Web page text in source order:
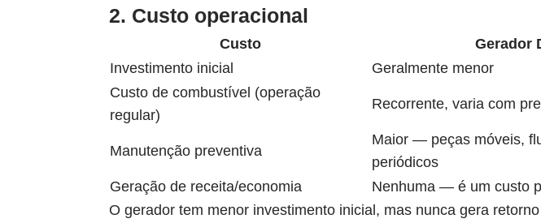
2. Custo operacional
Custo Gerador
Investimento inicial
Geralmente menor
Custo de combustível (operação
regular)
Recorrente, varia com
Manutenção preventiva
Maior — peças móveis,
periódicos
Geração de receita/economia
Nenhuma — é um custo
O gerador tem menor investimento inicial, mas nunca gera